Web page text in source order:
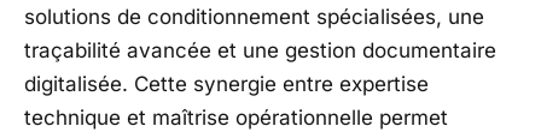
solutions de conditionnement spécialisées, une
traçabilité avancée et une gestion documentaire
digitalisée. Cette synergie entre expertise
technique et maîtrise opérationnelle permet